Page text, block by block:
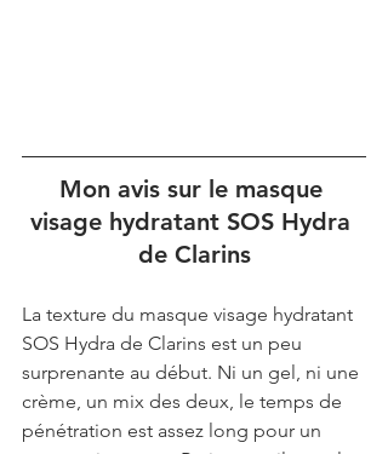
Mon avis sur le masque
visage hydratant SOS Hydra
de Clarins
La texture du masque visage hydratant
SOS Hydra de Clarins est un peu
surprenante au début. Ni un gel, ni une
crème, un mix des deux, le temps de
pénétration est assez long pour un